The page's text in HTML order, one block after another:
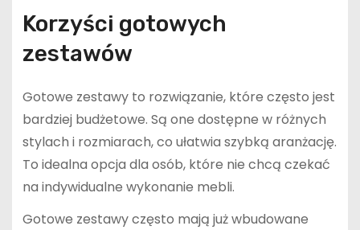
Korzyści gotowych
zestawów
Gotowe zestawy to rozwiązanie, które często jest
bardziej budżetowe. Są one dostępne w różnych
stylach i rozmiarach, co ułatwia szybką aranżację.
To idealna opcja dla osób, które nie chcą czekać
na indywidualne wykonanie mebli.
Gotowe zestawy często mają już wbudowane